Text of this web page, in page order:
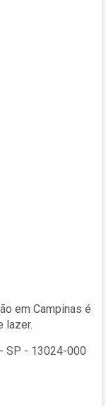
em Campinas é
lazer.
SP - 13024-000